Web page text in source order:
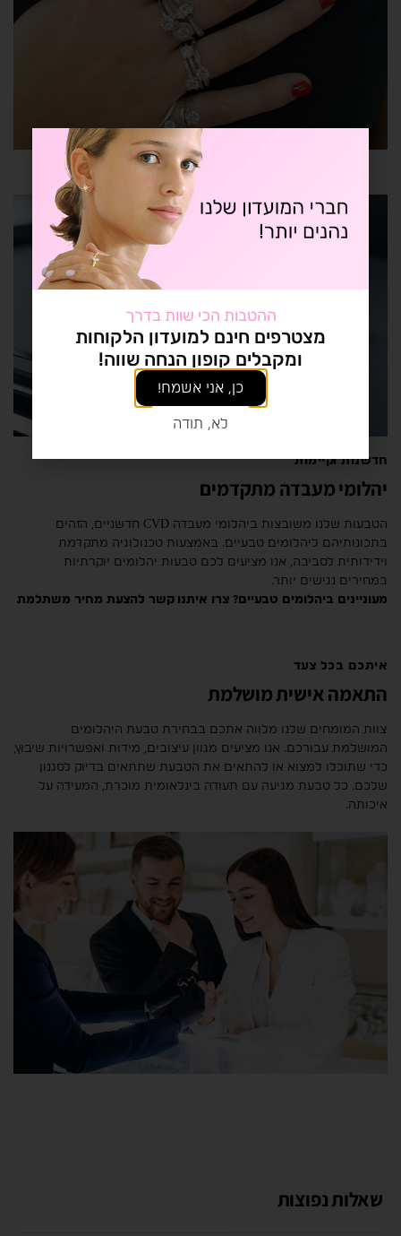
חדשנות וקיימות
יהלומי מעבדה מתקדמים
הטבעות שלנו משובצות ביהלומי מעבדה CVD חדשניים, הזהים
בתכונותיהם ליהלומים טבעיים. באמצעות טכנולוגיה מתקדמת
וידידותית לסביבה, אנו מציעים לכם טבעות יהלומים יוקרתיות
במחירים נגישים יותר.
מעוניינים ביהלומים טבעיים? צרו איתנו קשר להצעת מחיר משתלמת
איתכם בכל צעד
התאמה אישית מושלמת
צוות המומחים שלנו מלווה אתכם בבחירת טבעת היהלומים
המושלמת עבורכם. אנו מציעים מגוון עיצובים, מידות ואפשרויות שיבוץ,
כדי שתוכלו למצוא או להתאים את הטבעת שתתאים בדיוק לסגנון
שלכם. כל טבעת מגיעה עם תעודה בינלאומית מוכרת, המעידה על
איכותה.
שאלות נפוצות
ההטבות הכי שוות בדרך
מצטרפים חינם למועדון הלקוחות
ומקבלים קופון הנחה שווה!
כן, אני אשמח!
לא, תודה